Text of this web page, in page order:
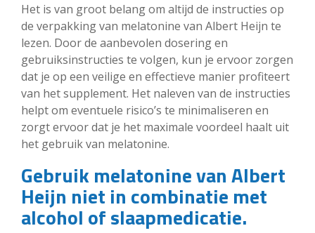
Het is van groot belang om altijd de instructies op
de verpakking van melatonine van Albert Heijn te
lezen. Door de aanbevolen dosering en
gebruiksinstructies te volgen, kun je ervoor zorgen
dat je op een veilige en effectieve manier profiteert
van het supplement. Het naleven van de instructies
helpt om eventuele risico’s te minimaliseren en
zorgt ervoor dat je het maximale voordeel haalt uit
het gebruik van melatonine.
Gebruik melatonine van Albert
Heijn niet in combinatie met
alcohol of slaapmedicatie.